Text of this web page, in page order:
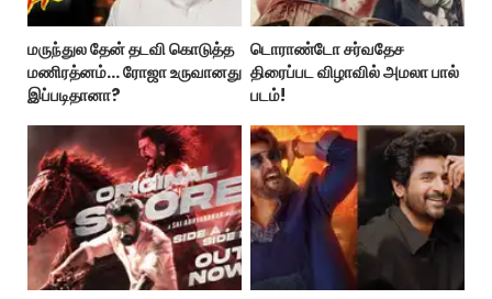
மருந்துல தேன் தடவி கொடுத்த
மணிரத்னம்... ரோஜா உருவானது
இப்படிதானா?
டொராண்டோ சர்வதேச
திரைப்பட விழாவில் அமலா பால்
படம்!